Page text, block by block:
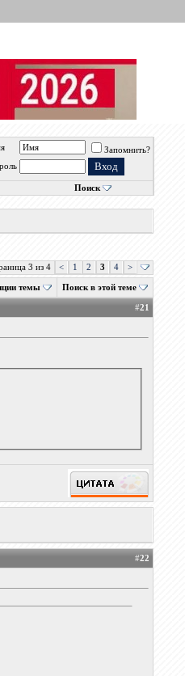
Запомнить?
Поиск
3 из 4 < 1 2 3 4 >
темы Поиск в этой теме
#21
#22